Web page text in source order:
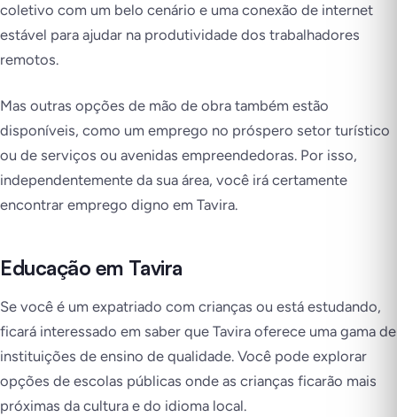
coletivo com um belo cenário e uma conexão de internet
estável para ajudar na produtividade dos trabalhadores
remotos.
Mas outras opções de mão de obra também estão
disponíveis, como um emprego no próspero setor turístico
ou de serviços ou avenidas empreendedoras. Por isso,
independentemente da sua área, você irá certamente
encontrar emprego digno em Tavira.
Educação em Tavira
Se você é um expatriado com crianças ou está estudando,
ficará interessado em saber que Tavira oferece uma gama de
instituições de ensino de qualidade. Você pode explorar
opções de escolas públicas onde as crianças ficarão mais
próximas da cultura e do idioma local.